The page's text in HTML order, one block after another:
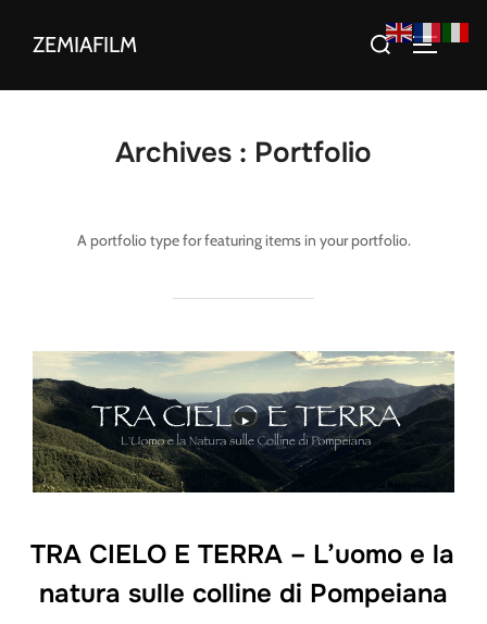
ZEMIAFILM Rechercher :
Archives : Portfolio
A portfolio type for featuring items in your portfolio.
TRA CIELO E TERRA – L’uomo e la
natura sulle colline di Pompeiana